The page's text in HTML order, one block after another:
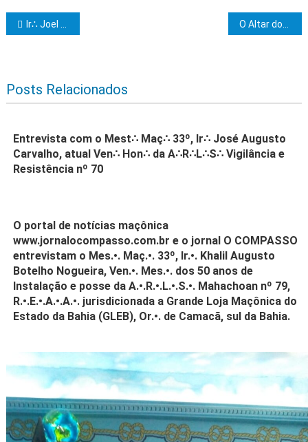
Navegação de Post
Ir∴ Joel Pereira Macedo é eleito Ven∴ da Antônio da Silva Costa
Posts Relacionados
Entrevista com o Mest∴ Maç∴ 33º, Ir∴ José Augusto
Carvalho, atual Ven∴ Hon∴ da A∴R∴L∴S∴ Vigilância e
Resistência nº 70
O portal de notícias maçônica
www.jornalocompasso.com.br e o jornal O COMPASSO
entrevistam o Mes.•. Maç.•. 33º, Ir.•. Khalil Augusto
Botelho Nogueira, Ven.•. Mes.•. dos 50 anos de
Instalação e posse da A.•.R.•.L.•.S.•. Mahachoan nº 79,
R.•.E.•.A.•.A.•. jurisdicionada a Grande Loja Maçônica do
Estado da Bahia (GLEB), Or.•. de Camacã, sul da Bahia.